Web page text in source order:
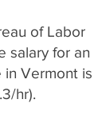
of Labor
salary for an
in Vermont is
hr).